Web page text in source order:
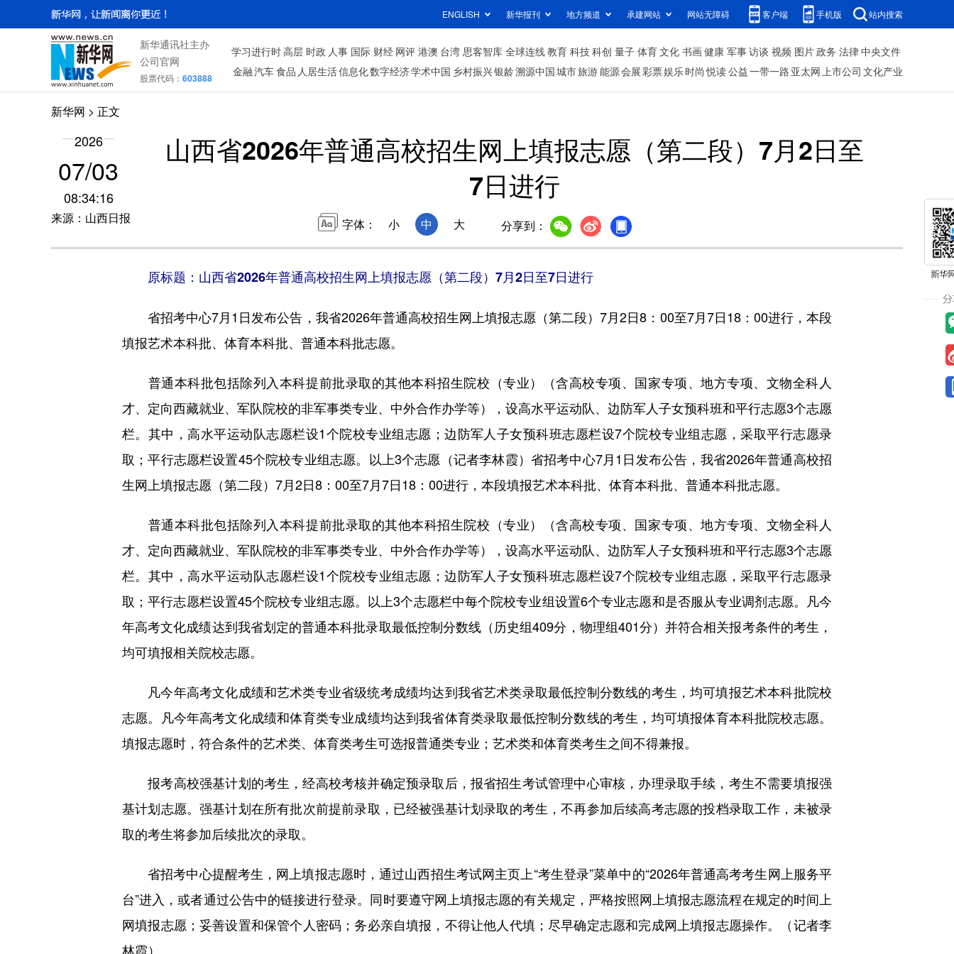
ENGLISH 新华报刊 地方频道 承建网站 网站无障碍 客户端 手机版 站内搜索
新华通讯社主办
公司官网
股票代码： 603888
学习进行时高层 时政 人事 国际 财经 网评 港澳 台湾 思客智库 全球连线教育 科技科创 量子 体育文化 书画健康 军事访谈 视频 图片政务 法律中央文件
金融汽车食品 人居生活信息化数字经济学术中国 乡村振兴银龄溯源中国城市旅游能源会展彩票娱乐时尚 悦读公益一带一路 亚太网上市公司 文化产业
新华网 > 正文
2026
07/03
08:34:16
来源：山西日报
山西省2026年普通高校招生网上填报志愿（第二段）7月2日至
7日进行
字体： 小 中 大 分享到：
原标题：山西省2026年普通高校招生网上填报志愿（第二段）7月2日至7日进行
省招考中心7月1日发布公告，我省2026年普通高校招生网上填报志愿（第二段）7月2日8：00至7月7日18：00进行，本段
填报艺术本科批、体育本科批、普通本科批志愿。
普通本科批包括除列入本科提前批录取的其他本科招生院校（专业）（含高校专项、国家专项、地方专项、文物全科人
才、定向西藏就业、军队院校的非军事类专业、中外合作办学等），设高水平运动队、边防军人子女预科班和平行志愿3个志愿
栏。其中，高水平运动队志愿栏设1个院校专业组志愿；边防军人子女预科班志愿栏设7个院校专业组志愿，采取平行志愿录
取；平行志愿栏设置45个院校专业组志愿。以上3个志愿（记者李林霞）省招考中心7月1日发布公告，我省2026年普通高校招
生网上填报志愿（第二段）7月2日8：00至7月7日18：00进行，本段填报艺术本科批、体育本科批、普通本科批志愿。
普通本科批包括除列入本科提前批录取的其他本科招生院校（专业）（含高校专项、国家专项、地方专项、文物全科人
才、定向西藏就业、军队院校的非军事类专业、中外合作办学等），设高水平运动队、边防军人子女预科班和平行志愿3个志愿
栏。其中，高水平运动队志愿栏设1个院校专业组志愿；边防军人子女预科班志愿栏设7个院校专业组志愿，采取平行志愿录
取；平行志愿栏设置45个院校专业组志愿。以上3个志愿栏中每个院校专业组设置6个专业志愿和是否服从专业调剂志愿。凡今
年高考文化成绩达到我省划定的普通本科批录取最低控制分数线（历史组409分，物理组401分）并符合相关报考条件的考生，
均可填报相关院校志愿。
凡今年高考文化成绩和艺术类专业省级统考成绩均达到我省艺术类录取最低控制分数线的考生，均可填报艺术本科批院校
志愿。凡今年高考文化成绩和体育类专业成绩均达到我省体育类录取最低控制分数线的考生，均可填报体育本科批院校志愿。
填报志愿时，符合条件的艺术类、体育类考生可选报普通类专业；艺术类和体育类考生之间不得兼报。
报考高校强基计划的考生，经高校考核并确定预录取后，报省招生考试管理中心审核，办理录取手续，考生不需要填报强
基计划志愿。强基计划在所有批次前提前录取，已经被强基计划录取的考生，不再参加后续高考志愿的投档录取工作，未被录
取的考生将参加后续批次的录取。
省招考中心提醒考生，网上填报志愿时，通过山西招生考试网主页上“考生登录”菜单中的“2026年普通高考考生网上服务平
台”进入，或者通过公告中的链接进行登录。同时要遵守网上填报志愿的有关规定，严格按照网上填报志愿流程在规定的时间上
网填报志愿；妥善设置和保管个人密码；务必亲自填报，不得让他人代填；尽早确定志愿和完成网上填报志愿操作。（记者李
林霞）